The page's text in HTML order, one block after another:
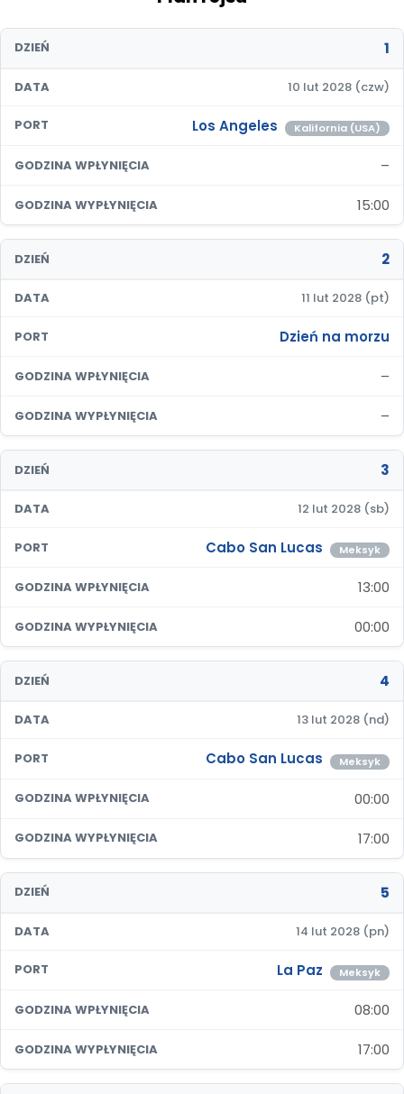
DZIEŃ 1
DATA 10 lut 2028 (czw)
PORT Los Angeles Kalifornia (USA)
GODZINA WPŁYNIĘCIA –
GODZINA WYPŁYNIĘCIA 15:00
DZIEŃ 2
DATA 11 lut 2028 (pt)
PORT Dzień na morzu
GODZINA WPŁYNIĘCIA –
GODZINA WYPŁYNIĘCIA –
DZIEŃ 3
DATA 12 lut 2028 (sb)
PORT Cabo San Lucas Meksyk
GODZINA WPŁYNIĘCIA 13:00
GODZINA WYPŁYNIĘCIA 00:00
DZIEŃ 4
DATA 13 lut 2028 (nd)
PORT Cabo San Lucas Meksyk
GODZINA WPŁYNIĘCIA 00:00
GODZINA WYPŁYNIĘCIA 17:00
DZIEŃ 5
DATA 14 lut 2028 (pn)
PORT La Paz Meksyk
GODZINA WPŁYNIĘCIA 08:00
GODZINA WYPŁYNIĘCIA 17:00